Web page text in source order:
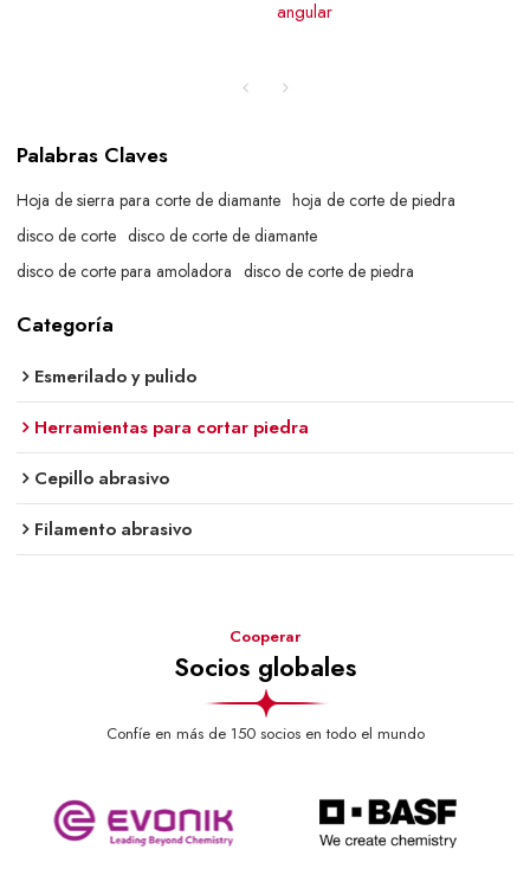
angular
Palabras Claves
Hoja de sierra para corte de diamante hoja de corte de piedra
disco de corte disco de corte de diamante
disco de corte para amoladora disco de corte de piedra
Categoría
Esmerilado y pulido
Herramientas para cortar piedra
Cepillo abrasivo
Filamento abrasivo
Cooperar
Socios globales
Confíe en más de 150 socios en todo el mundo